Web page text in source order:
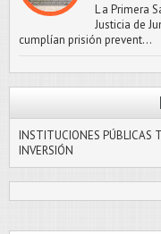
L a Primera
Justicia de
cumplían prisión prevent...
INSTITUCIONES PÚBLICAS
INVERSIÓN